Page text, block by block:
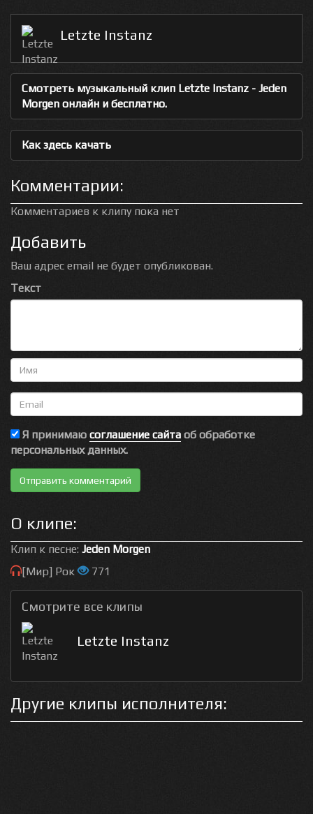
Letzte Instanz
Смотреть музыкальный клип Letzte Instanz - Jeden
Morgen онлайн и бесплатно.
Как здесь качать
Комментарии:
Комментариев к клипу пока нет
Добавить
Ваш адрес email не будет опубликован.
Текст
Имя
Email
Я принимаю соглашение сайта об обработке
персональных данных.
О клипе:
Клип к песне: Jeden Morgen
[Мир] Рок
771
Смотрите все клипы
Letzte Instanz
Другие клипы исполнителя: